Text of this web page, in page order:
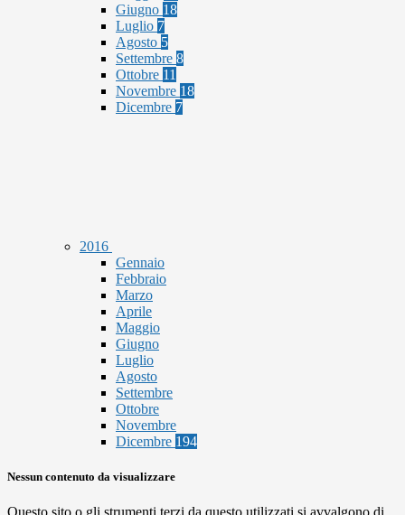
Giugno 18
Luglio 7
Agosto 5
Settembre 8
Ottobre 11
Novembre 18
Dicembre 7
2016
Gennaio
Febbraio
Marzo
Aprile
Maggio
Giugno
Luglio
Agosto
Settembre
Ottobre
Novembre
Dicembre 194
Nessun contenuto da visualizzare